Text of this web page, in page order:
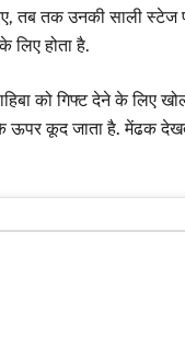
तब तक उनकी साली स्टेज
लिए होता है.
को गिफ्ट देने के
कूद जाता है. मेंढक देखते